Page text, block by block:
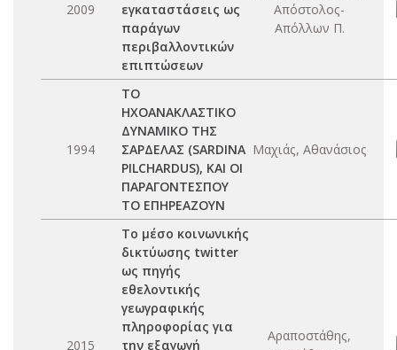
2009
εγκαταστάσεις ως
παράγων
περιβαλλοντικών
επιπτώσεων
Απόστολος-
Απόλλων Π.
1994
ΤΟ
ΗΧΟΑΝΑΚΛΑΣΤΙΚΟ
ΔΥΝΑΜΙΚΟ ΤΗΣ
ΣΑΡΔΕΛΑΣ (SARDINA
PILCHARDUS), ΚΑΙ ΟΙ
ΠΑΡΑΓΟΝΤΕΣΠΟΥ
ΤΟ ΕΠΗΡΕΑΖΟΥΝ
Μαχιάς, Αθανάσιος
2015
Το μέσο κοινωνικής
δικτύωσης twitter
ως πηγής
εθελοντικής
γεωγραφικής
πληροφορίας για
την εξαγωγή
Αραποστάθης,